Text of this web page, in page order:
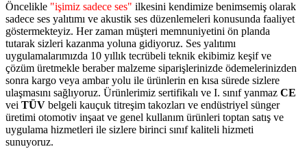
Öncelikle "işimiz sadece ses" ilkesini kendimize benimsemiş olarak
sadece ses yalıtımı ve akustik ses düzenlemeleri konusunda faaliyet
göstermekteyiz. Her zaman müşteri memnuniyetini ön planda
tutarak sizleri kazanma yoluna gidiyoruz. Ses yalıtımı
uygulamalarımızda 10 yıllık tecrübeli teknik ekibimiz keşif ve
çözüm üretmekle beraber malzeme siparişlerinizde ödemelerinizden
sonra kargo veya ambar yolu ile ürünlerin en kısa sürede sizlere
ulaşmasını sağlıyoruz. Ürünlerimiz sertifikalı ve I. sınıf yanmaz CE
vei TÜV belgeli kauçuk titreşim takozları ve endüstriyel sünger
üretimi otomotiv inşaat ve genel kullanım ürünleri toptan satış ve
uygulama hizmetleri ile sizlere birinci sınıf kaliteli hizmeti
sunuyoruz.